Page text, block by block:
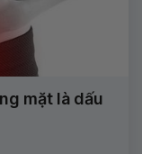
mặt là dấu